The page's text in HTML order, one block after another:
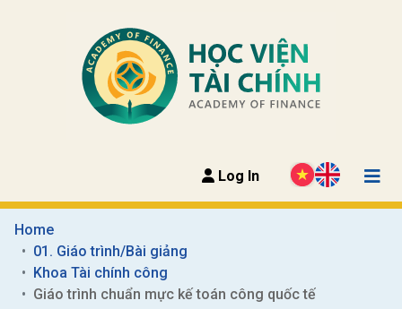
Log In
Home
01. Giáo trình/Bài giảng
Khoa Tài chính công
Giáo trình chuẩn mực kế toán công quốc tế